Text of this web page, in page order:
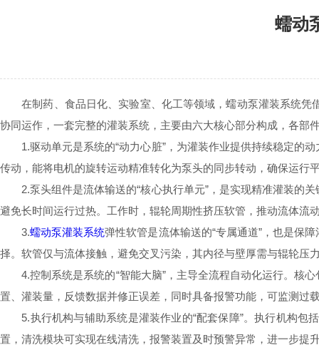
蠕动
在制药、食品日化、实验室、化工等领域，蠕动泵灌装系统凭
协同运作，一套完整的灌装系统，主要由六大核心部分构成，各
1.驱动单元是系统的“动力心脏”，为灌装作业提供持续稳定的动
传动，能将电机的旋转运动精准转化为泵头的同步转动，确保运行
2.泵头组件是流体输送的“核心执行单元”，是实现精准灌装的关
避免长时间运行过热。工作时，辊轮周期性挤压软管，推动流体流
3.蠕动泵灌装系统弹性软管是流体输送的“专属通道”，也是保
择。软管仅与流体接触，避免交叉污染，其内径与壁厚需与辊轮压
4.控制系统是系统的“智能大脑”，主导全流程自动化运行。核心
置、灌装量，反馈数据并修正误差，同时具备报警功能，可监测过
5.执行机构与辅助系统是灌装作业的“配套保障”。执行机构包
置，清洗模块可实现在线清洗，报警装置及时预警异常，进一步提